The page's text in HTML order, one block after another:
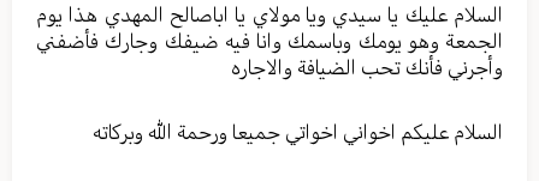
السلام عليك يا سيدي ويا مولاي يا اباصالح المهدي هذا يوم
الجمعة وهو يومك وباسمك وانا فيه ضيفك وجارك فأضفني
وأجرني فأنك تحب الضيافة والاجاره
السلام عليكم اخواني اخواتي جميعا ورحمة الله وبركاته